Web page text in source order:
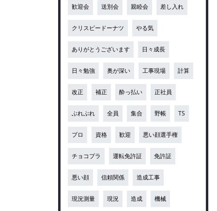
歓迎会 送別会 親睦会 差し入れ
クリスピードーナツ やる気
ありがとうございます 日々成長
日々勉強 奥が深い 工事現場 計算
改正 補正 酔っ払い 正社員
ぶれぶれ 全員 集合 野帳 TS
プロ 資格 歓迎 悪い顔選手権
チョコプラ 運転免許証 免許証
悪い顔 信頼関係 造成工事
現況測量 現況 造成 機械